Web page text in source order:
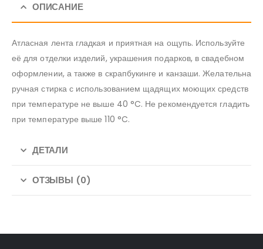
ОПИСАНИЕ
Атласная лента гладкая и приятная на ощупь. Используйте
её для отделки изделий, украшения подарков, в свадебном
оформлении, а также в скрапбукинге и канзаши. Желательна
ручная стирка с использованием щадящих моющих средств
при температуре не выше 40 °C. Не рекомендуется гладить
при температуре выше 110 °C.
ДЕТАЛИ
ОТЗЫВЫ (0)